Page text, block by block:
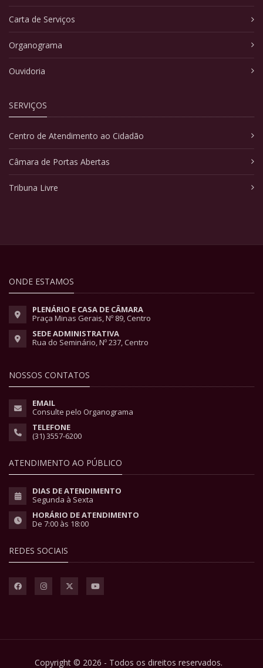
Carta de Serviços
Organograma
Ouvidoria
SERVIÇOS
Centro de Atendimento ao Cidadão
Câmara de Portas Abertas
Tribuna Livre
ONDE ESTAMOS
PLENÁRIO E CASA DE CÂMARA
Praça Minas Gerais, Nº 89, Centro
SEDE ADMINISTRATIVA
Rua do Seminário, Nº 237, Centro
NOSSOS CONTATOS
EMAIL
Consulte pelo Organograma
TELEFONE
(31) 3557-6200
ATENDIMENTO AO PÚBLICO
DIAS DE ATENDIMENTO
Segunda à Sexta
HORÁRIO DE ATENDIMENTO
De 7:00 às 18:00
REDES SOCIAIS
Copyright © 2026 - Todos os direitos reservados.